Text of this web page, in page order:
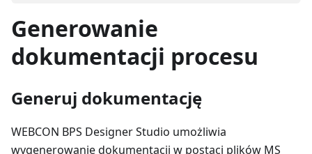
Generowanie
dokumentacji procesu
Generuj dokumentację
WEBCON BPS Designer Studio umożliwia
wygenerowanie dokumentacji w postaci plików MS